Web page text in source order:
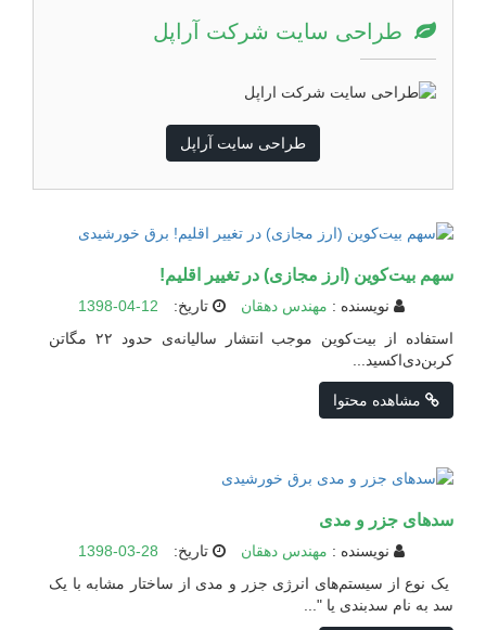
طراحی سایت شرکت آراپل
طراحی سایت آراپل
سهم بیت‌کوین (ارز مجازی) در تغییر اقلیم!
نویسنده : مهندس دهقان تاریخ:
1398-04-12
استفاده از بیت‌کوین موجب انتشار سالیانه‌ی حدود ۲۲ مگاتن
کربن‌دی‌اکسید...
مشاهده محتوا
سدهای جزر و مدی
نویسنده : مهندس دهقان تاریخ:
1398-03-28
یک نوع از سیستم‌های انرژی جزر و مدی از ساختار مشابه با یک
سد به نام سدبندی یا "...